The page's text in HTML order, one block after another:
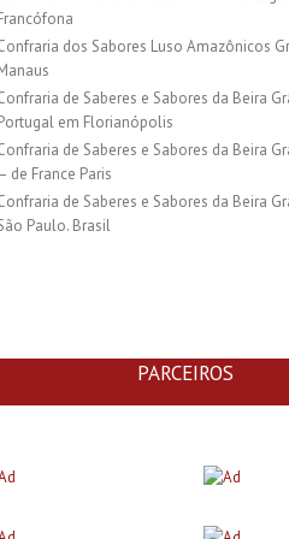
dos Sabores Luso Amazônicos
de Saberes e Sabores da Beira
em Florianópolis
de Saberes e Sabores da Beira
– de France Paris
de Saberes e Sabores da Beira
Paulo. Brasil
PARCEIROS